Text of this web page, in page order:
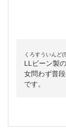
くろすういんど
LLビーン製
女問わず普
です。